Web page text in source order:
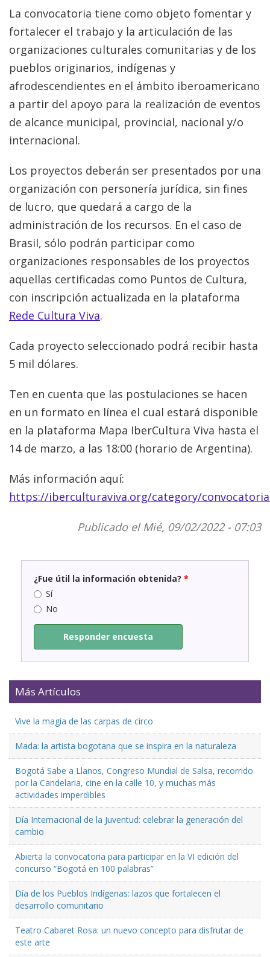
La convocatoria tiene como objeto fomentar y
fortalecer el trabajo y la articulación de las
organizaciones culturales comunitarias y de los
pueblos originarios, indígenas y
afrodescendientes en el ámbito iberoamericano
a partir del apoyo para la realización de eventos
de alcance municipal, provincial, nacional y/o
internacional.
Los proyectos deberán ser presentados por una
organización con personería jurídica, sin fines
de lucro, que quedará a cargo de la
administración de los recursos. En el caso de
Brasil, sólo podrán participar como
organizaciones responsables de los proyectos
aquellas certificadas como Puntos de Cultura,
con inscripción actualizada en la plataforma
Rede Cultura Viva.
Cada proyecto seleccionado podrá recibir hasta
5 mil dólares.
Ten en cuenta que las postulaciones se hacen
en un formato en línea el cual estará disponible
en la plataforma Mapa IberCultura Viva hasta el
14 de marzo, a las 18:00 (horario de Argentina).
Más información aquí:
https://iberculturaviva.org/category/
Publicado el Mié, 09/02/2022 - 07:03
¿Fue útil la información obtenida? *
Sí
No
Responder encuesta
Más Artículos
Vive la magia de las carpas de circo
Mada: la artista bogotana que se inspira en la naturaleza
Bogotá Sabe a Llanos, Congreso Mundial de Salsa, recorrido
por la Candelaria, cine en la calle 10, y muchas más
actividades imperdibles
Día Internacional de la Juventud: celebrar la generación del
cambio
Abierta la convocatoria para participar en la VI edición del
concurso “Bogotá en 100 palabras”
Día de los Pueblos Indígenas: lazos que fortalecen el
desarrollo comunitario
Teatro Cabaret Rosa: un nuevo concepto para disfrutar de
este arte